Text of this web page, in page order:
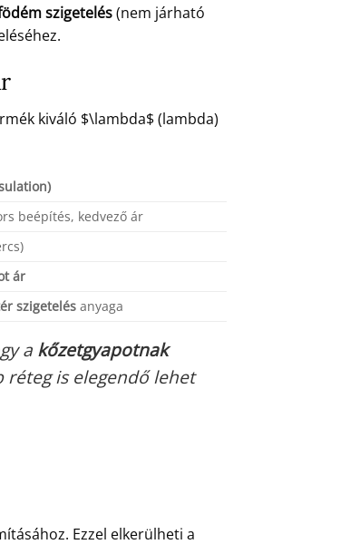
szigetelés(nem járható
kiváló $\lambda$(lambda)
beépítés, kedvező ár
ár
szigetelés anyaga
a kőzetgyapotnak
réteg is elegendő lehet
Ezzel elkerülheti a